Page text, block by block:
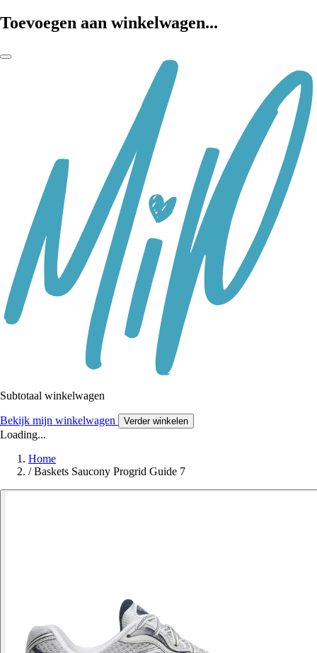
Toevoegen aan winkelwagen...
Subtotaal winkelwagen
Bekijk mijn winkelwagen Verder winkelen
Loading...
Home
/ Baskets Saucony Progrid Guide 7